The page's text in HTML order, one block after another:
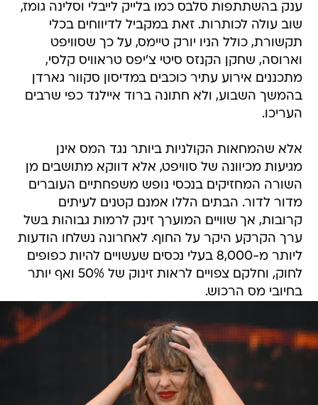
ענק בהשתתפות סלבס כמו בלייק לייבלי וסלינה גומז,
שוב עולה לכותרות. זאת במקביל לדיווחים בכלי
תקשורת, כולל הניו יורק טיימס, על כך שסוויפט
וארוסה, שחקן הקנזס סיטי צ'יפס טראוויס קלסי,
מתכננים אירוע עתיר כוכבים במדיסון סקוור גארדן
בהמשך השבוע, ולא חתונה ברוד איילנד כפי שרבים
העריכו.
אלא שהמחאות הקולניות ביותר נגד המס אינן
מגיעות מכיוונה של סוויפט, אלא דווקא מתושבים מן
השורה המחזיקים בנכסי נופש משפחתיים העוברים
מדור לדור. הבתים הללו אמנם קטנים לעיתים
קרובות, אך שוויים המוערך זינק לרמות גבוהות בשל
ערך הקרקע היקר על החוף. לאחרונה נשלחו הודעות
ליותר מ-8,000 בעלי נכסים שעשויים להיות כפופים
לחוק, וחלקם צפויים לראות זינוק של 50% ואף יותר
בחיובי מס הרכוש.